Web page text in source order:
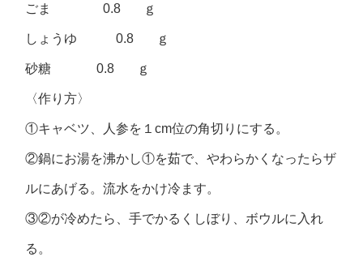
ごま 0.8 ｇ
しょうゆ 0.8 ｇ
砂糖 0.8 ｇ
〈作り方〉
①キャベツ、人参を１cm位の角切りにする。
②鍋にお湯を沸かし①を茹で、やわらかくなったらザ
ルにあげる。流水をかけ冷ます。
③②が冷めたら、手でかるくしぼり、ボウルに入れ
る。